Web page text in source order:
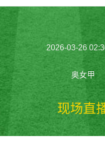
2026-03-26
奥女甲
现场直